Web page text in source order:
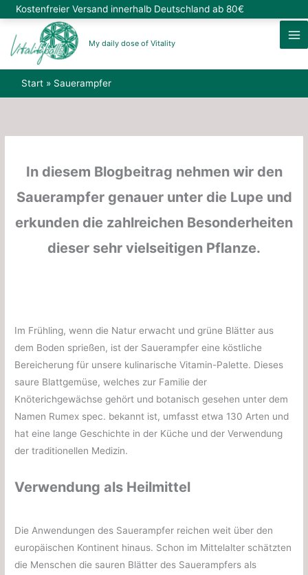
Kostenfreier Versand innerhalb Deutschland ab 80€
Zum
springen
My daily dose of Vitality
Start Sauerampfer
In diesem Blogbeitrag nehmen wir den
Sauerampfer genauer unter die Lupe und
erkunden die zahlreichen Besonderheiten
dieser sehr vielseitigen Pflanze.
Im Frühling, wenn die Natur erwacht und grüne Blätter aus
dem Boden sprießen, ist der Sauerampfer eine köstliche
Bereicherung für unsere kulinarische Vitamin-Palette. Dieses
saure Blattgemüse, welches zur Familie der
Knöterichgewächse gehört und botanisch gesehen unter dem
Namen Rumex spec. bekannt ist, umfasst etwa 130 Arten und
hat eine lange Geschichte in der Küche und der Verwendung
der traditionellen Medizin.
Verwendung als Heilmittel
Die Anwendungen des Sauerampfer reichen weit über den
europäischen Kontinent hinaus. Schon im Mittelalter schätzten
die Menschen die sauren Blätter des Sauerampfers als